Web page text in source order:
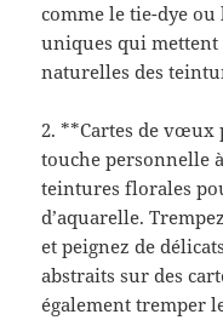
comme le tie-dye
uniques qui
naturelles des
2. **Cartes de vœux
touche personnelle
teintures florales
d’aquarelle.
et peignez de
abstraits sur des
également tremper